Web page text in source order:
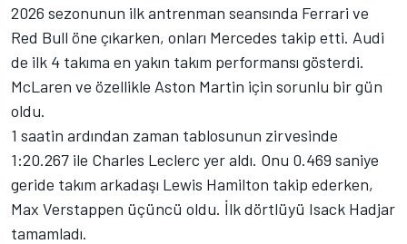
2026 sezonunun ilk antrenman seansında Ferrari ve
Red Bull öne çıkarken, onları Mercedes takip etti. Audi
de ilk 4 takıma en yakın takım performansı gösterdi.
McLaren ve özellikle Aston Martin için sorunlu bir gün
oldu.
1 saatin ardından zaman tablosunun zirvesinde
1:20.267 ile Charles Leclerc yer aldı. Onu 0.469 saniye
geride takım arkadaşı Lewis Hamilton takip ederken,
Max Verstappen üçüncü oldu. İlk dörtlüyü Isack Hadjar
tamamladı.